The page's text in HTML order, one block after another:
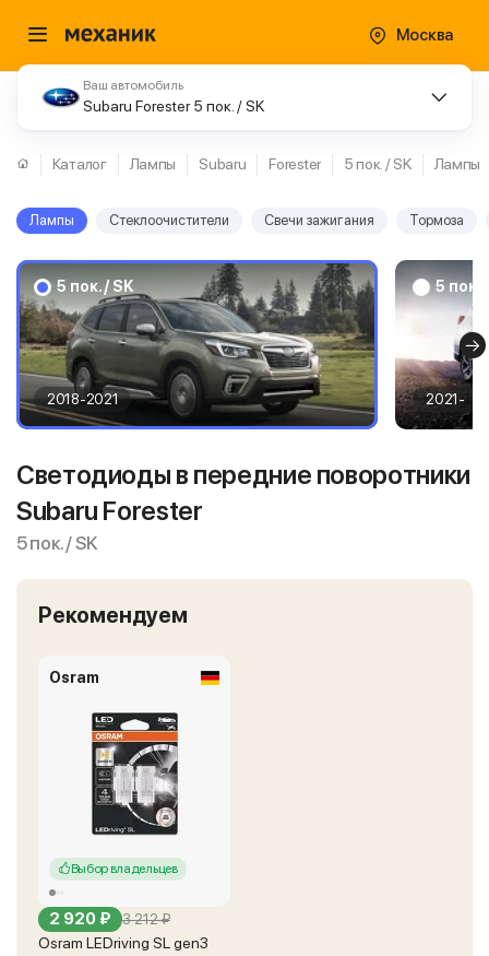
Москва
Ваш автомобиль
Subaru Forester 5 пок. / SK
Каталог Лампы Subaru Forester 5 пок. / SK Лампы
Лампы Стеклоочистители Свечи зажигания Тормоза
5 пок. / SK
2018-2021
5 пок.
2021-
Светодиоды в передние поворотники
Subaru Forester
5 пок. / SK
Рекомендуем
Osram
Выбор владельцев
2 920 ₽ 3 212 ₽
Osram LEDriving SL gen3